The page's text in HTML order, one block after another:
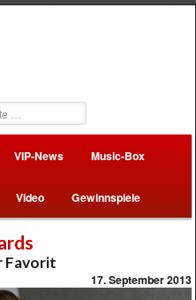
VIP-News Music-Box
Video Gewinnspiele
Favorit
17. September 2013